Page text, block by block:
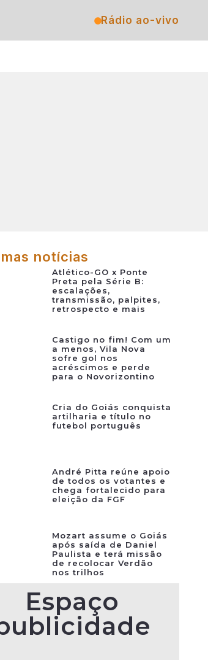
Rádio ao-vivo
notícias
Atlético-GO x Ponte
Preta pela Série B:
escalações,
transmissão, palpites,
retrospecto e mais
Castigo no fim! Com um
a menos, Vila Nova
sofre gol nos
acréscimos e perde
para o Novorizontino
Cria do Goiás conquista
artilharia e título no
futebol português
André Pitta reúne apoio
de todos os votantes e
chega fortalecido para
eleição da FGF
Mozart assume o Goiás
após saída de Daniel
Paulista e terá missão
de recolocar Verdão
nos trilhos
Espaço